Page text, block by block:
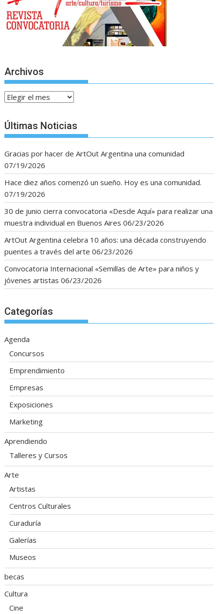
Archivos
Archivos
Últimas Noticias
Gracias por hacer de ArtOut Argentina una comunidad
07/19/2026
Hace diez años comenzó un sueño. Hoy es una comunidad.
07/19/2026
30 de junio cierra convocatoria «Desde Aquí» para realizar una
muestra individual en Buenos Aires 06/23/2026
ArtOut Argentina celebra 10 años: una década construyendo
puentes a través del arte 06/23/2026
Convocatoria Internacional «Semillas de Arte» para niños y
jóvenes artistas 06/23/2026
Categorías
Agenda
Concursos
Emprendimiento
Empresas
Exposiciones
Marketing
Aprendiendo
Talleres y Cursos
Arte
Artistas
Centros Culturales
Curaduría
Galerías
Museos
becas
Cultura
Cine